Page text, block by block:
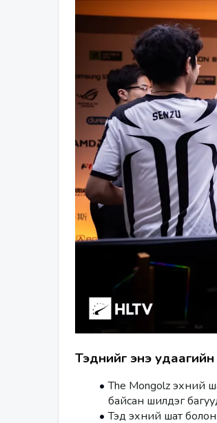
Тэднийг энэ
The Mongolz эхний
байсан шилдэг